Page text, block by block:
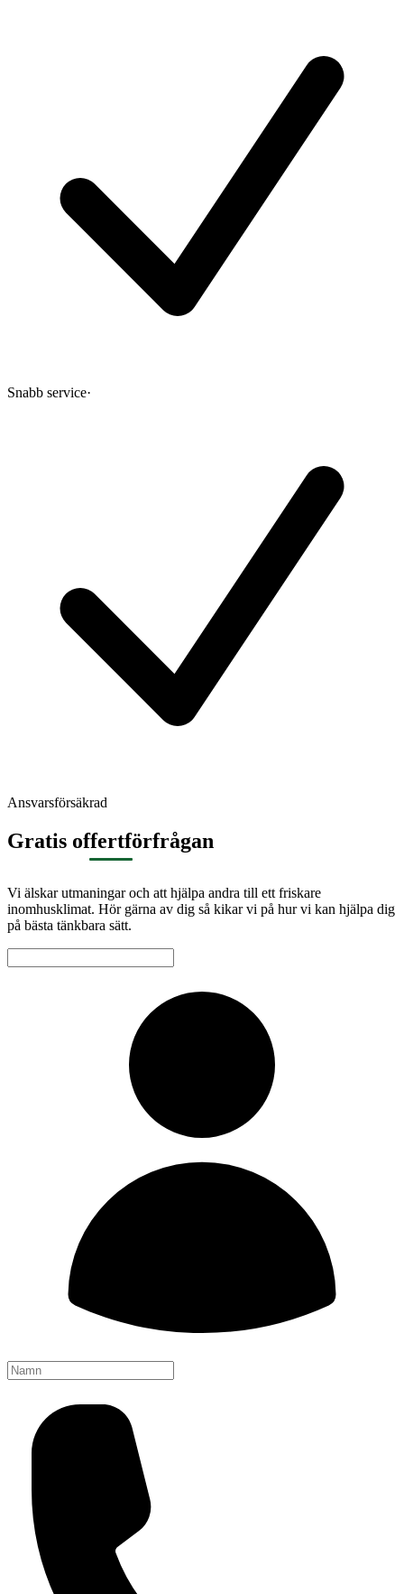
Snabb service·
Ansvarsförsäkrad
Gratis offertförfrågan
Vi älskar utmaningar och att hjälpa andra till ett friskare
inomhusklimat. Hör gärna av dig så kikar vi på hur vi kan hjälpa dig
på bästa tänkbara sätt.